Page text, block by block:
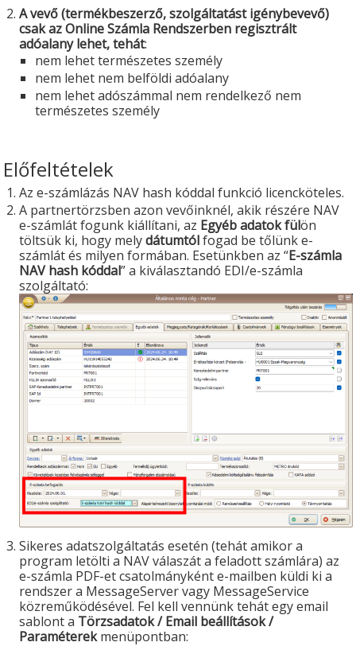
A vevő (termékbeszerző, szolgáltatást igénybevevő)
csak az Online Számla Rendszerben regisztrált
adóalany lehet, tehát:
nem lehet természetes személy
nem lehet nem belföldi adóalany
nem lehet adószámmal nem rendelkező nem
természetes személy
Előfeltételek
Az e-számlázás NAV hash kóddal funkció licencköteles.
A partnertörzsben azon vevőinknél, akik részére NAV
e-számlát fogunk kiállítani, az Egyéb adatok fülön
töltsük ki, hogy melydátumtólfogad be tőlünk e-
számlát és milyen formában. Esetünkben az “E-számla
NAV hash kóddal” a kiválasztandó EDI/e-számla
szolgáltató:
Sikeres adatszolgáltatás esetén (tehát amikor a
program letölti a NAV válaszát a feladott számlára) az
e-számla PDF-et csatolmányként e-mailben küldi ki a
rendszer a MessageServer vagy MessageService
közreműködésével. Fel kell vennünk tehát egy email
sablont a Törzsadatok / Email beállítások /
Paraméterekmenüpontban: